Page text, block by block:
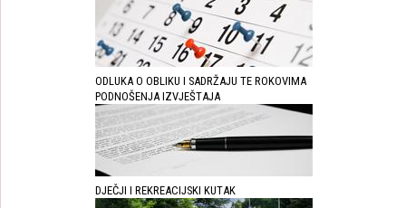
ODLUKA O OBLIKU I SADRŽAJU TE ROKOVIMA
PODNOŠENJA IZVJEŠTAJA
DJEČJI I REKREACIJSKI KUTAK